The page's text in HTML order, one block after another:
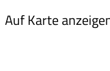
Auf Karte